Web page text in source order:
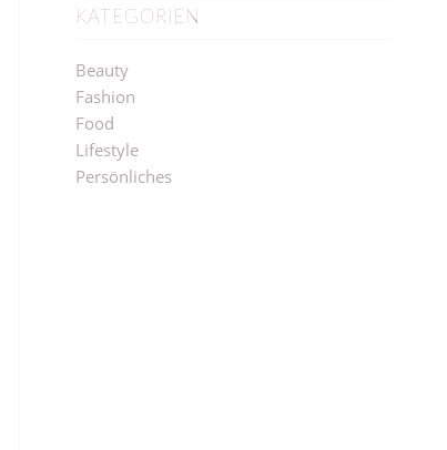
KATEGORIEN
Beauty
Fashion
Food
Lifestyle
Persönliches